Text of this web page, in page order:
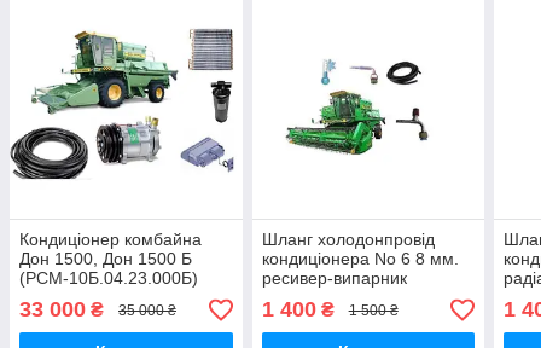
Кондиціонер комбайна
Дон 1500, Дон 1500 Б
(РСМ-10Б.04.23.000Б)
33 000 ₴ 35 000 ₴
Шланг холодонпровід
кондиціонера No 6 8 мм.
ресивер-випарник
комбайна Дон 1500Б 3120
мм. (В12-08Q-028)
1 400₴ 1 500 ₴
мм.
1